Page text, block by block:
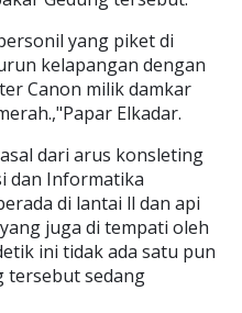
yang piket di
kelapangan dengan
Canon milik damkar
Elkadar.
dari arus konsleting
dan Informatika
di lantai ll dan api
juga di tempati oleh
ini tidak ada satu pun
tersebut sedang